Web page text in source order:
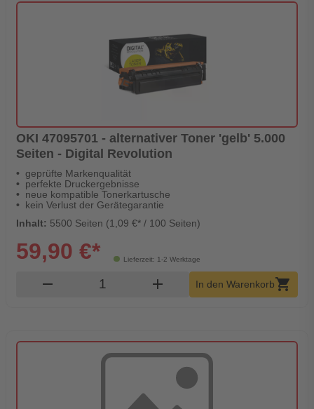
OKI 47095701 - alternativer Toner 'gelb' 5.000
Seiten - Digital Revolution
geprüfte Markenqualität
perfekte Druckergebnisse
neue kompatible Tonerkartusche
kein Verlust der Gerätegarantie
Inhalt: 5500 Seiten (1,09 €* / 100 Seiten)
Lieferzeit: 1-2 Werktage
59,90 €*
remove Produkt Warenkorb Menge
add In den Warenkorb shopping_cart